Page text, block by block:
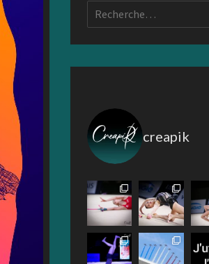
Rechercher :
creapik